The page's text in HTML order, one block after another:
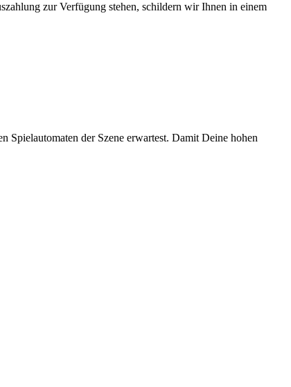
zur Verfügung stehen, schildern wir Ihnen in einem
Spielautomaten der Szene erwartest. Damit Deine hohen